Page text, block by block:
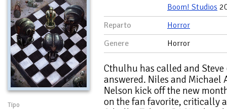
Tipo
Boom! Studios
Reparto
Horror
Genere
Horror
Cthulhu has called and Steve
answered. Niles and Michael
Nelson kick off the new
on the fan favorite, critically